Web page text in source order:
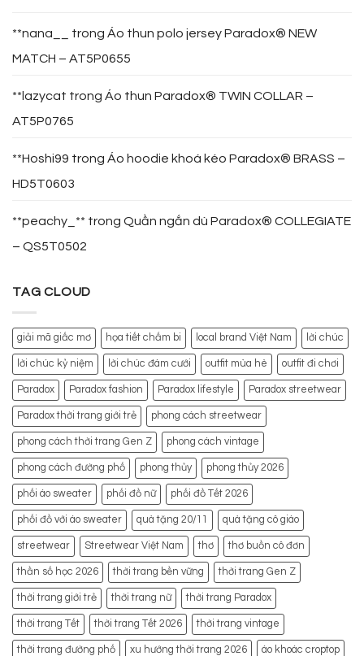
**nana__ trong Áo thun polo jersey Paradox® NEW
MATCH – AT5P0655
**lazycat trong Áo thun Paradox® TWIN COLLAR –
AT5P0765
**Hoshi99 trong Áo hoodie khoá kéo Paradox® BRASS –
HD5T0603
**peachy_** trong Quần ngắn dù Paradox® COLLEGIATE
– QS5T0502
TAG CLOUD
giải mã giấc mơ họa tiết chấm bi local brand Việt Nam lời chúc
lời chúc kỷ niệm lời chúc đám cưới outfit mùa hè outfit đi chơi
Paradox Paradox fashion Paradox lifestyle Paradox streetwear
Paradox thời trang giới trẻ phong cách streetwear
phong cách thời trang Gen Z phong cách vintage
phong cách đường phố phong thủy phong thủy 2026
phối áo sweater phối đồ nữ phối đồ Tết 2026
phối đồ với áo sweater quà tặng 20/11 quà tặng cô giáo
streetwear Streetwear Việt Nam thơ thơ buồn cô đơn
thần số học 2026 thời trang bền vững thời trang Gen Z
thời trang giới trẻ thời trang nữ thời trang Paradox
thời trang Tết thời trang Tết 2026 thời trang vintage
thời trang đường phố xu hướng thời trang 2026 áo khoác croptop